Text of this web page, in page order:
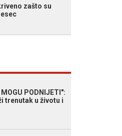
zašto su
MOGU PODNIJETI":
trenutak u životu i